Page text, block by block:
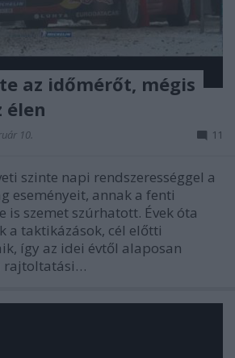
az időmérőt, mégis
élen
10. 11
szinte napi rendszerességgel a
eseményeit, annak a fenti
is szemet szúrhatott. Évek óta
a taktikázások, cél előtti
így az idei évtől alaposan
rajtoltatási…